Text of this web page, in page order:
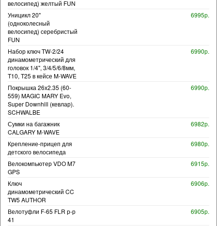
велосипед) желтый FUN
Уницикл 20"
(одноколесный
велосипед) серебристый
FUN
6995р.
Набор ключ TW-2/24
динамометрический для
головок 1/4", 3/4/5/6/8мм,
T10, T25 в кейсе M-WAVE
6990р.
Покрышка 26x2.35 (60-
559) MAGIC MARY Evo,
Super Downhill (кевлар).
SCHWALBE
6990р.
Сумки на багажник
CALGARY M-WAVE
6982р.
Крепление-прицеп для
детского велосипеда
6980р.
Велокомпьютер VDO M7
GPS
6915р.
Ключ
динамометрический CC
TW5 AUTHOR
6906р.
Велотуфли F-65 FLR р-р
41
6905р.